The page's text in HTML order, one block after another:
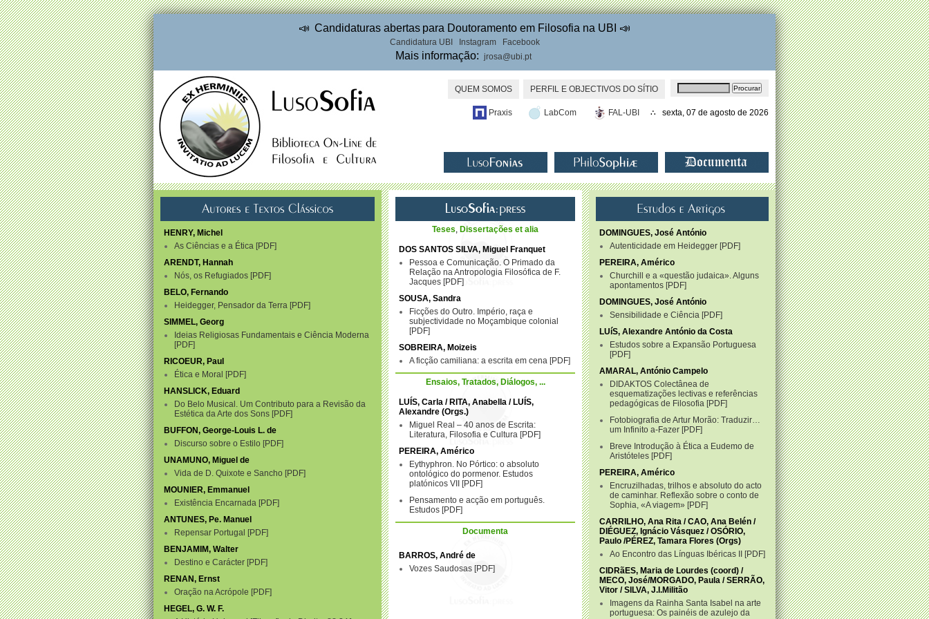
📣 Candidaturas abertas para Doutoramento em Filosofia na UBI 📣
Candidatura UBI Instagram Facebook
Mais informação: jrosa@ubi.pt
QUEM SOMOS PERFIL E OBJECTIVOS DO SÍTIO
Praxis LabCom FAL-UBI ∴ sexta, 07 de agosto de 2026
HENRY, Michel
As Ciências e a Ética PDF
ARENDT, Hannah
Nós, os Refugiados PDF
BELO, Fernando
Heidegger, Pensador da Terra PDF
SIMMEL, Georg
Ideias Religiosas Fundamentais e Ciência Moderna
PDF
RICOEUR, Paul
Ética e Moral
PDF
HANSLICK, Eduard
Do Belo Musical. Um Contributo para a Revisão da
Estética da Arte dos Sons PDF
BUFFON, George-Louis L. de
Discurso sobre o Estilo PDF
UNAMUNO, Miguel de
Vida de D. Quixote e Sancho PDF
MOUNIER, Emmanuel
Existência Encarnada PDF
ANTUNES, Pe. Manuel
Repensar Portugal
PDF
BENJAMIM, Walter
Destino e Carácter PDF
RENAN, Ernst
Oração na Acrópole PDF
HEGEL, G. W. F.
Teses, Dissertações et alia
DOS SANTOS SILVA, Miguel Franquet
Pessoa e Comunicação. O Primado da
Relação na Antropologia Filosófica de F.
Jacques PDF
SOUSA, Sandra
Ficções do Outro. Império, raça e
subjectividade no Moçambique colonial
PDF
SOBREIRA, Moizeis
A ficção camiliana: a escrita em cena PDF
Ensaios, Tratados, Diálogos, ...
LUÍS, Carla / RITA, Anabella / LUÍS,
Alexandre (Orgs.)
Miguel Real – 40 anos de Escrita:
Literatura, Filosofia e Cultura PDF
PEREIRA, Américo
Eythyphron. No Pórtico: o absoluto
ontológico do pormenor. Estudos
platónicos VII
PDF
Pensamento e acção em português.
Estudos PDF
Documenta
BARROS, André de
Vozes Saudosas PDF
DOMINGUES, José António
Autenticidade em Heidegger PDF
PEREIRA, Américo
Churchill e a «questão judaica». Alguns
apontamentos PDF
DOMINGUES, José António
Sensibilidade e Ciência PDF
LUíS, Alexandre António da Costa
Estudos sobre a Expansão Portuguesa
PDF
AMARAL, António Campelo
DIDAKTOS Colectânea de
esquematizações lectivas e referências
pedagógicas de Filosofia PDF
Fotobiografia de Artur Morão: Traduzir…
um Infinito a-Fazer PDF
Breve Introdução à Ética a Eudemo de
Aristóteles PDF
PEREIRA, Américo
Encruzilhadas, trilhos e absoluto do acto
de caminhar. Reflexão sobre o conto de
Sophia, «A viagem» PDF
CARRILHO, Ana Rita / CAO, Ana Belén /
DIÉGUEZ, Ignácio Vásquez / OSÓRIO,
Paulo /PÉREZ, Tamara Flores (Orgs)
Ao Encontro das Línguas Ibéricas II
PDF
CIDRãES, Maria de Lourdes (coord) /
MECO, José/MORGADO, Paula / SERRÃO,
Vitor / SILVA, J.I.Militão
Imagens da Rainha Santa Isabel na arte
portuguesa: Os painéis de azulejo da